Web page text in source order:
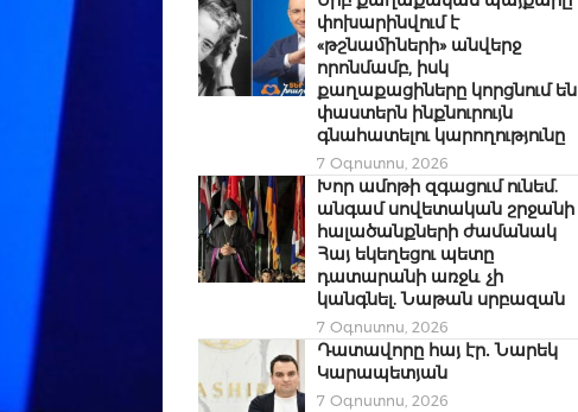
փոխարինվում է
«թշնամիների» անվերջ
որոնմամբ, իսկ
քաղաքացիները կորցնում են
փաստերն ինքնուրույն
գնահատելու կարողությունը
7 Օգոստոս, 2026
Խոր ամոթի զգացում ունեմ.
անգամ սովետական շրջանի
հալածանքների ժամանակ
Հայ եկեղեցու պետը
դատարանի առջև չի
կանգնել. Նաթան սրբազան
7 Օգոստոս, 2026
Դատավորը հայ էր․ Նարեկ
Կարապետյան
7 Օգոստոս, 2026